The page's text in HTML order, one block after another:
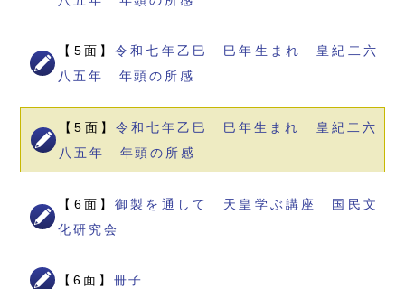
【5面】令和七年乙巳 巳年生まれ 皇紀二六
八五年 年頭の所感
【5面】 令和七年乙巳 巳年生まれ 皇紀二六
八五年 年頭の所感
【6面】御製を通して 天皇学ぶ講座 国民文
化研究会
【6面】 冊子